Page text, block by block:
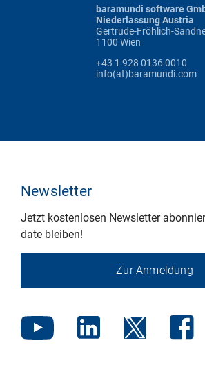
baramundi software
Niederlassung Austria
Gertrude-Fröhlich-
1100 Wien
+43 1 928 0136 0010
info(at)baramundi.com
Newsletter
Jetzt kostenlosen Newsletter
date bleiben!
Zur Anmeldung